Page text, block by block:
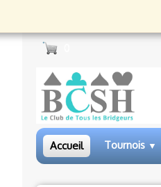
Accueil Tournois ▼